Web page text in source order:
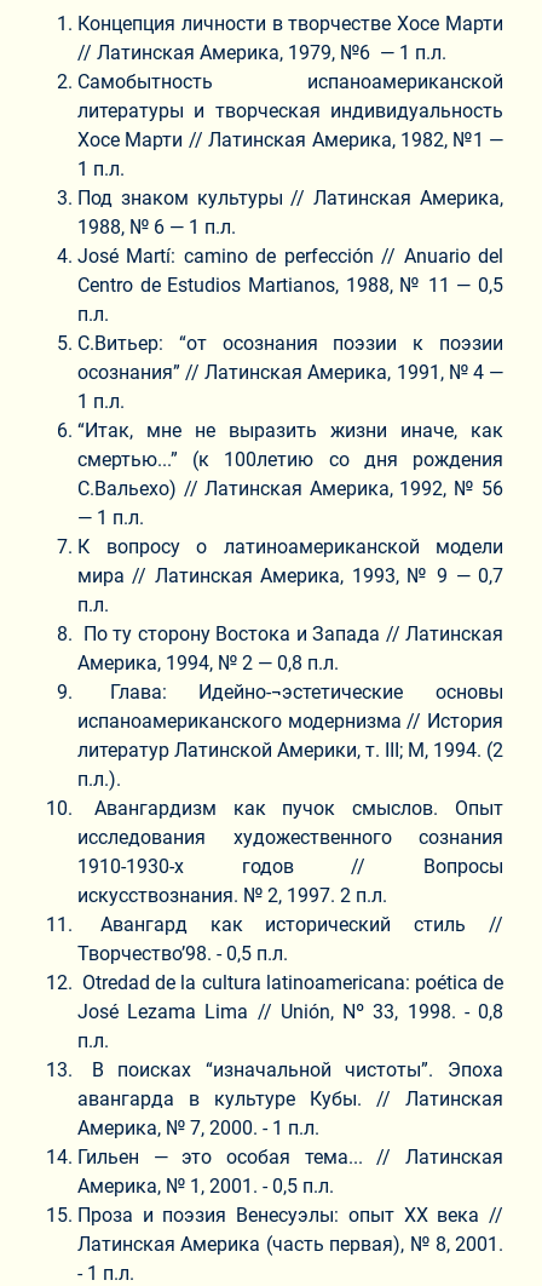
Концепция личности в творчестве Хосе Марти
// Латинская Америка, 1979, №6 — 1 п.л.
Самобытность испаноамериканской
литературы и творческая индивидуальность
Хосе Марти // Латинская Америка, 1982, №1 —
1 п.л.
Под знаком культуры // Латинская Америка,
1988, № 6 — 1 п.л.
José Martí: camino de perfección // Anuario del
Centro de Estudios Martianos, 1988, № 11 — 0,5
п.л.
С.Витьер: “от осознания поэзии к поэзии
осознания” // Латинская Америка, 1991, № 4 —
1 п.л.
“Итак, мне не выразить жизни иначе, как
смертью...” (к 100­летию со дня рождения
С.Вальехо) // Латинская Америка, 1992, № 5­6
— 1 п.л.
К вопросу о латиноамериканской модели
мира // Латинская Америка, 1993, № 9 — 0,7
п.л.
По ту сторону Востока и Запада // Латинская
Америка, 1994, № 2 — 0,8 п.л.
Глава: Идейно-¬эстетические основы
испаноамериканского модернизма // История
литератур Латинской Америки, т. III; М, 1994. (2
п.л.).
Авангардизм как пучок смыслов. Опыт
исследования художественного сознания
1910-1930-х годов // Вопросы
искусствознания. № 2, 1997. 2 п.л.
Авангард как исторический стиль //
Творчество’98. - 0,5 п.л.
Otredad de la cultura latinoamericana: poética de
José Lezama Lima // Unión, Nº 33, 1998. - 0,8
п.л.
В поисках “изначальной чистоты”. Эпоха
авангарда в культуре Кубы. // Латинская
Америка, № 7, 2000. - 1 п.л.
Гильен ― это особая тема... // Латинская
Америка, № 1, 2001. - 0,5 п.л.
Проза и поэзия Венесуэлы: опыт ХХ века //
Латинская Америка (часть первая), № 8, 2001.
- 1 п.л.